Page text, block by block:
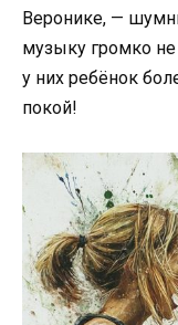
Веронике, —
музыку громко
у них ребёнок
покой!